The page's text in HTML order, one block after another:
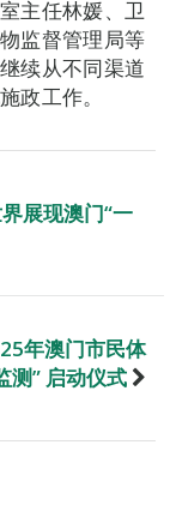
主任林媛、卫
监督管理局等
续从不同渠道
政工作。
展现澳门“一
年澳门市民体
测” 启动仪式